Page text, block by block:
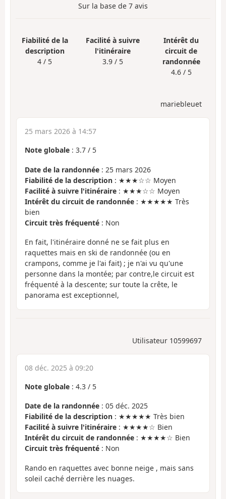
Sur la base de 7 avis
Fiabilité de la
description
4 / 5
Facilité à suivre
l'itinéraire
3.9 / 5
Intérêt du
circuit de
randonnée
4.6 / 5
mariebleuet
25 mars 2026 à 14:57
Note globale : 3.7 / 5
Date de la randonnée : 25 mars 2026
Fiabilité de la description : ★★★☆☆ Moyen
Facilité à suivre l'itinéraire : ★★★☆☆ Moyen
Intérêt du circuit de randonnée : ★★★★★ Très
bien
Circuit très fréquenté : Non
En fait, l'itinéraire donné ne se fait plus en
raquettes mais en ski de randonnée (ou en
crampons, comme je l'ai fait) ; je n'ai vu qu'une
personne dans la montée; par contre,le circuit est
fréquenté à la descente; sur toute la crête, le
panorama est exceptionnel,
Utilisateur 10599697
08 déc. 2025 à 09:20
Note globale : 4.3 / 5
Date de la randonnée : 05 déc. 2025
Fiabilité de la description : ★★★★★ Très bien
Facilité à suivre l'itinéraire : ★★★★☆ Bien
Intérêt du circuit de randonnée : ★★★★☆ Bien
Circuit très fréquenté : Non
Rando en raquettes avec bonne neige , mais sans
soleil caché derrière les nuages.